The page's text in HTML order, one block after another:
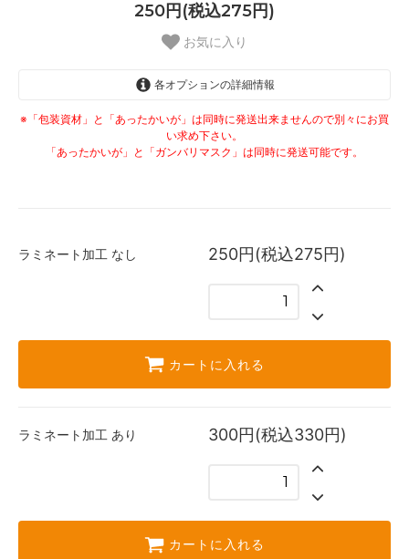
250円(税込275円)
お気に入り
各オプションの詳細情報
なし
250円(税込275円)
あり
※「包装資材」と「あったかいが」は同時に発送出来ませんので別々にお買
い求め下さい。
「あったかいが」と「ガンバリマスク」は同時に発送可能です。
ラミネート加工 なし 250円(税込275円)
カートに入れる
ラミネート加工 あり 300円(税込330円)
カートに入れる